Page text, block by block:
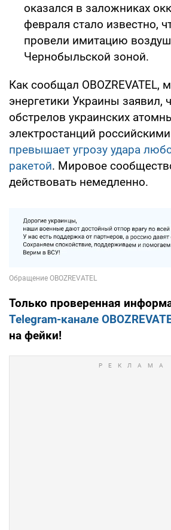
оказался в заложниках
февраля стало известно,
провели имитацию
Чернобыльской зоной.
Как сообщал OBOZREVATEL,
энергетики Украины заявил,
обстрелов украинских
электростанций
превышает угрозу удара
ракетой. Мировое
действовать немедленно.
Только проверенная
Telegram-канале
на фейки!